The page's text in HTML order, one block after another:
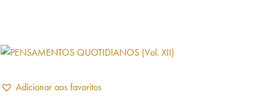
Adicionar aos favoritos